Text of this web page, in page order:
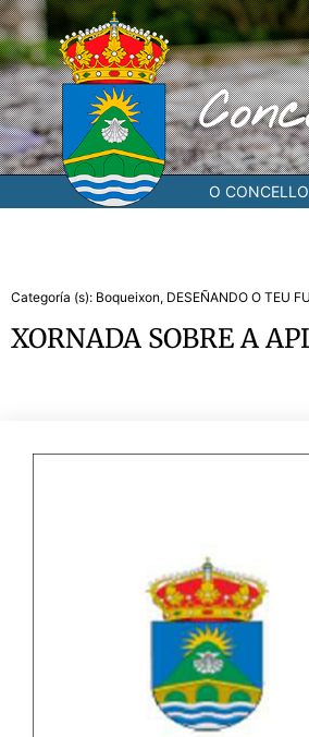
Ir
al
contenido
O CONCELLO
Categoría (s): Boqueixon, DESEÑANDO O TEU
XORNADA SOBRE A